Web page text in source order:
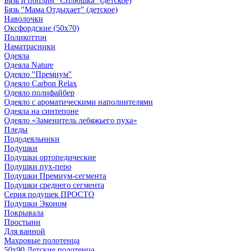
Бязь "Мама Отдыхает" (детское)
Наволочки
Оксфордские (50х70)
Поликоттон
Наматрасники
Одеяла
Одеяла Nature
Одеяло "Премиум"
Одеяло Carbon Relax
Одеяло полифайбер
Одеяло с ароматическими наполнителями
Одеяла на синтепоне
Одеяло «Заменитель лебяжьего пуха»
Пледы
Пододеяльники
Подушки
Подушки ортопедические
Подушки пух-перо
Подушки Премиум-сегмента
Подушки среднего сегмента
Серия подушек ПРОСТО
Подушки Эконом
Покрывала
Простыни
Для ванной
Махровые полотенца